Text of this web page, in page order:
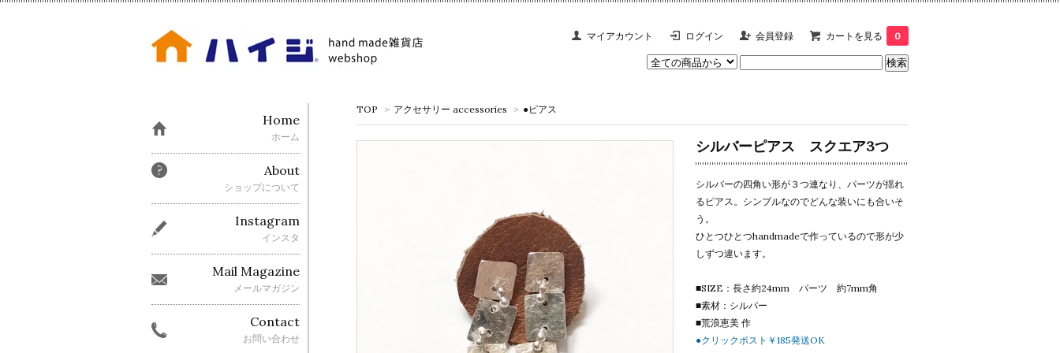
マイアカウント ログイン 会員登録 カートを見る 0
TOP > アクセサリー accessories > ●ピアス
シルバーピアス スクエア3つ
シルバーの四角い形が３つ連なり、パーツが揺れ
るピアス。シンプルなのでどんな装いにも合いそ
う。
ひとつひとつhandmadeで作っているので形が少
しずつ違います。
■SIZE：長さ約24mm パーツ 約7mm角
■素材：シルバー
■荒浪恵美 作
●クリックポスト￥185発送OK
Home
ホーム
About
ショップについて
Instagram
インスタ
Mail Magazine
メールマガジン
Contact
お問い合わせ